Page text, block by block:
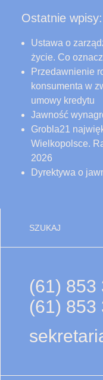
Ostatnie wpisy:
Ustawa o
życie. Co
Przedawnienie
konsumenta w
umowy kredytu
Jawność
Grobla21
Wielkopolsce.
2026
Dyrektywa o
SZUKAJ
(61) 853
(61) 853